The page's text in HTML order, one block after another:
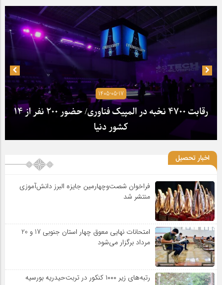
1405-05-17
رقابت ۴۷۰۰ نخبه در المپیک فناوری/ حضور ۲۰۰ نفر از ۱۴
کشور دنیا
اخبار تحصیل
فراخوان شصت‌وچهارمین جایزه البرز دانش‌آموزی
منتشر شد
امتحانات نهایی معوق چهار استان جنوبی 17 و 20
مرداد برگزار می‌شود
رتبه‌های زیر ۱۰۰۰ کنکور در تربت‌حیدریه بورسیه